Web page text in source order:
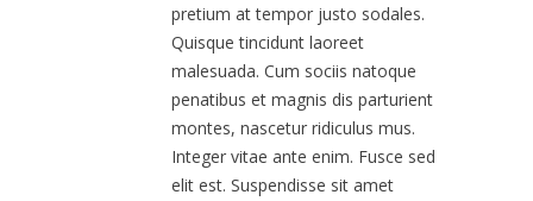
pretium at tempor justo sodales.
Quisque tincidunt laoreet
malesuada. Cum sociis natoque
penatibus et magnis dis parturient
montes, nascetur ridiculus mus.
Integer vitae ante enim. Fusce sed
elit est. Suspendisse sit amet